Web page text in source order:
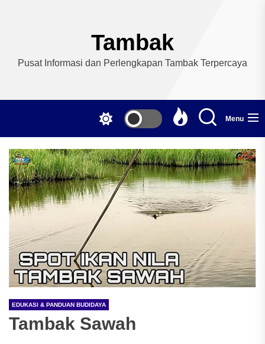
Tambak
Pusat Informasi dan Perlengkapan Tambak Terpercaya
Menu
EDUKASI & PANDUAN BUDIDAYA
Tambak Sawah